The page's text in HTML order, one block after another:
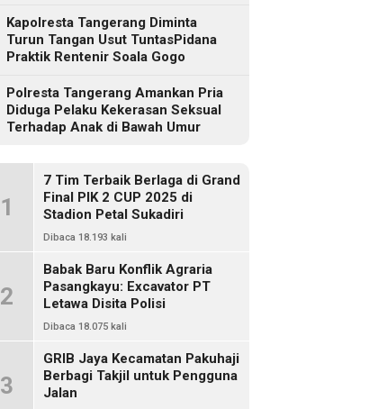
Kapolresta Tangerang Diminta
Turun Tangan Usut TuntasPidana
Praktik Rentenir Soala Gogo
Polresta Tangerang Amankan Pria
Diduga Pelaku Kekerasan Seksual
Terhadap Anak di Bawah Umur
1
7 Tim Terbaik Berlaga di Grand
Final PIK 2 CUP 2025 di
Stadion Petal Sukadiri
Dibaca 18.193 kali
2
Babak Baru Konflik Agraria
Pasangkayu: Excavator PT
Letawa Disita Polisi
Dibaca 18.075 kali
3
GRIB Jaya Kecamatan Pakuhaji
Berbagi Takjil untuk Pengguna
Jalan